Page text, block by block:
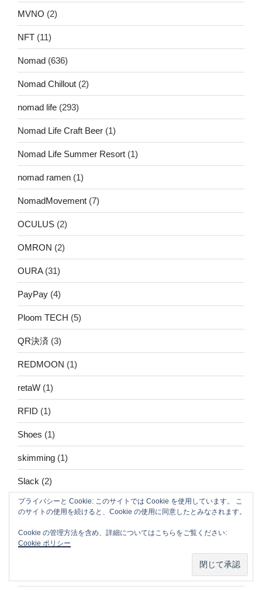
MVNO (2)
NFT (11)
Nomad (636)
Nomad Chillout (2)
nomad life (293)
Nomad Life Craft Beer (1)
Nomad Life Summer Resort (1)
nomad ramen (1)
NomadMovement (7)
OCULUS (2)
OMRON (2)
OURA(31)
PayPay (4)
Ploom TECH (5)
QR決済 (3)
REDMOON (1)
retaW (1)
RFID (1)
Shoes (1)
skimming (1)
Slack (2)
Slowmad(18)
SNS(3)
プライバシーと Cookie: このサイトでは Cookie を使用しています。 こ
のサイトの使用を続けると、Cookie の使用に同意したとみなされます。
Cookie の管理方法を含め、詳細についてはこちらをご覧ください:
Cookie ポリシー